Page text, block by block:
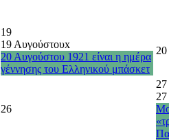
19
19 Αυγούστουx
20 Αυγούστου 1921 είναι η ημέρα
γέννησης του Ελληνικού μπάσκετ
20
26
27